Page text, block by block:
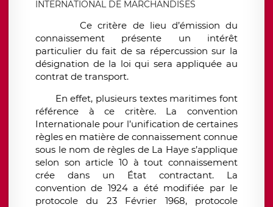
Ce critère de lieu d’émission du
connaissement présente un intérêt
particulier du fait de sa répercussion sur la
désignation de la loi qui sera appliquée au
contrat de transport.
En effet, plusieurs textes maritimes font
référence à ce critère. La convention
Internationale pour l’unification de certaines
règles en matière de connaissement connue
sous le nom de règles de La Haye s’applique
selon son article 10 à tout connaissement
crée dans un État contractant. La
convention de 1924 a été modifiée par le
protocole du 23 Février 1968, protocole